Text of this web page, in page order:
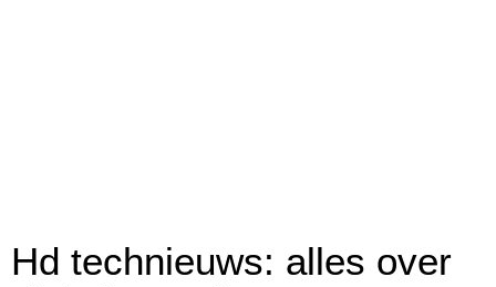
Hd technieuws: alles over